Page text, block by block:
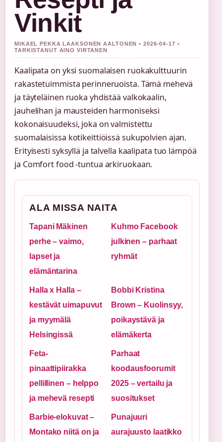
Vinkit
MIKAEL PEKKA LAAKSONEN AALTONEN • 2026-04-17 •
TARKISTANUT AINO VIRTANEN
Kaalipata on yksi suomalaisen ruokakulttuurin
rakastetuimmista perinneruoista. Tämä mehevä
ja täyteläinen ruoka yhdistää valkokaalin,
jauhelihan ja mausteiden harmoniseksi
kokonaisuudeksi, joka on valmistettu
suomalaisissa kotikeittiöissä sukupolvien ajan.
Erityisesti syksyllä ja talvella kaalipata tuo lämpöä
ja Comfort food -tuntua arkiruokaan.
ALA MISSA NAITA
Tapani Mäkinen
perhe – vaimo,
lapset ja
elämäntarina
Kuhmo Facebook
julkinen – parhaat
ryhmät
Halla x Halla –
kestävät uimapuvut
ja myymälä
Helsingissä
Bobbi Kristina
Brown – Kuolinsyy,
poikaystävä ja
elämäkerta
Feta-
pinaattipiirakka
pellillinen – helppo
ja mehevä resepti
Parhaat
koodausfoorumit
2025 – vertailu ja
suositukset
Barbie-elokuvat –
Montako niitä on ja
Punajuuri
aurajuusto laatikko